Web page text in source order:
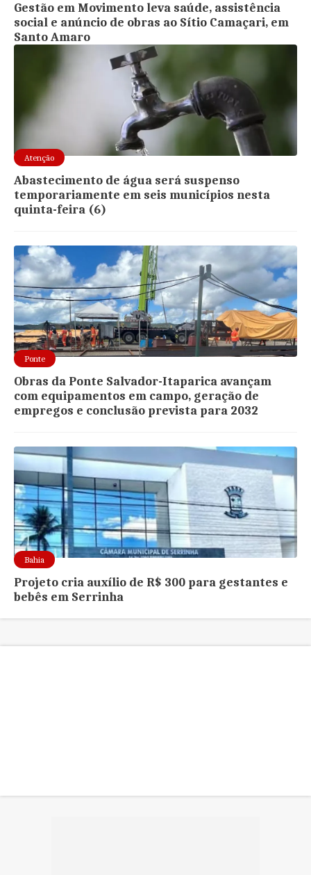
Gestão em Movimento leva saúde, assistência
social e anúncio de obras ao Sítio Camaçari, em
Santo Amaro
Atenção
Abastecimento de água será suspenso
temporariamente em seis municípios nesta
quinta-feira (6)
Ponte
Obras da Ponte Salvador-Itaparica avançam
com equipamentos em campo, geração de
empregos e conclusão prevista para 2032
Bahia
Projeto cria auxílio de R$ 300 para gestantes e
bebês em Serrinha